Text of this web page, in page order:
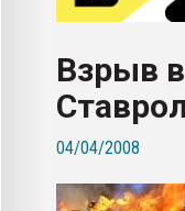
пластмасс
ситуацией на
Всё, что касается выдува
бутылок
ПЕРЕЙТИ НА
Взрыв
04/04/2008